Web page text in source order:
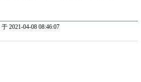
于 2021-04-08 08:46:07